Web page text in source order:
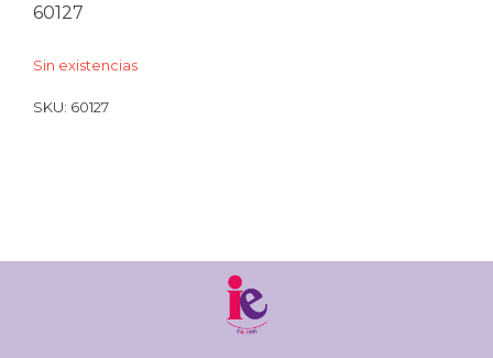
60127
Sin existencias
SKU: 60127